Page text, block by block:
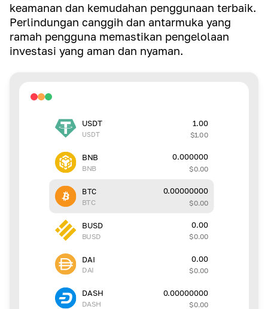
keamanan dan kemudahan penggunaan terbaik.
Perlindungan canggih dan antarmuka yang
ramah pengguna memastikan pengelolaan
investasi yang aman dan nyaman.
USDT
USDT
1.00
$1.00
BNB
BNB
0.000000
$0.00
BTC
BTC
0.00000000
$0.00
BUSD
BUSD
0.00
$0.00
DAI
DAI
0.00
$0.00
DASH
DASH
0.00000000
$0.00